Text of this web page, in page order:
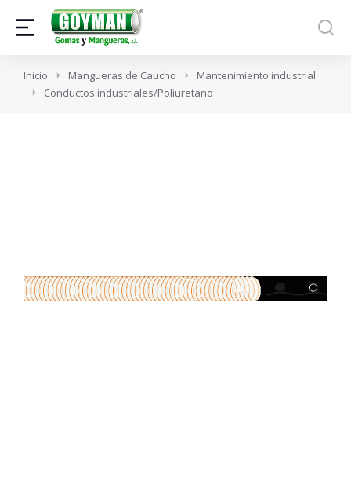
Estás aquí:
Inicio Mangueras de Caucho
Mantenimiento industrial
Conductos industriales/Poliuretano